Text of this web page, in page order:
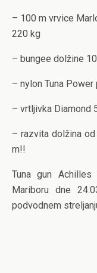
– 100 m vrvice
220 kg
– bungee dolžine
– nylon Tuna Power
– vrtljivka Diamond
– razvita dolžina
m!!
Tuna gun
Mariboru dne
podvodnem